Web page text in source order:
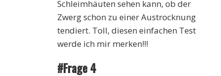
Schleimhäuten sehen kann, ob der
Zwerg schon zu einer Austrocknung
tendiert. Toll, diesen einfachen Test
werde ich mir merken!!!
#Frage 4